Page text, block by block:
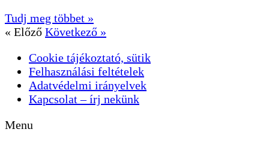
Tudj meg többet »
« Előző Következő »
Cookie tájékoztató, sütik
Felhasználási feltételek
Adatvédelmi irányelvek
Kapcsolat – írj nekünk
Menu